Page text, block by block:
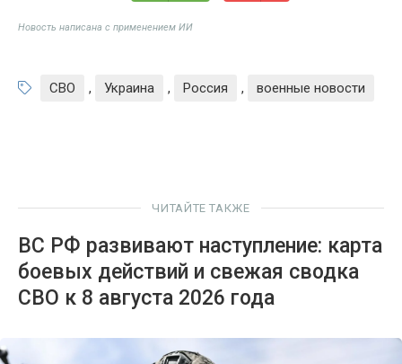
Новость написана с применением ИИ
СВО , Украина , Россия , военные новости
ЧИТАЙТЕ ТАКЖЕ
ВС РФ развивают наступление: карта
боевых действий и свежая сводка
СВО к 8 августа 2026 года